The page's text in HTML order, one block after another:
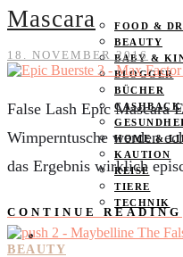
FOOD &
BEAUTY
BABY &
BLOGGER
BÜCHER
CASHBACK
HOME &
KAUTION
REISE
TIERE
TECHNIK
KATEGORIEN
Mascara
18. NOVEMBER 2016
False Lash Epic Mascara
Wimperntusche werden
das Ergebnis wirklich
CONTINUE READING
BEAUTY